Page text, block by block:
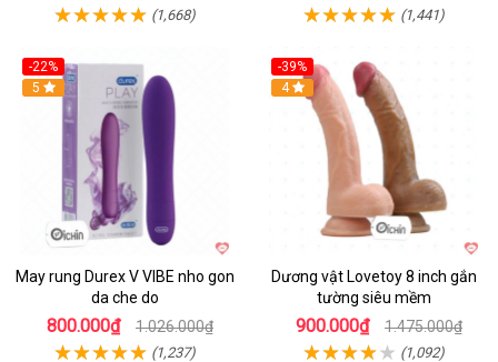
(1,668) (1,441)
-22%
Hot
5
May rung Durex V VIBE nho gon
da che do
800.000₫ 1.026.000₫
(1,237)
-39%
Hot
4
Dương vật Lovetoy 8 inch gắn
tường siêu mềm
900.000₫ 1.475.000₫
(1,092)